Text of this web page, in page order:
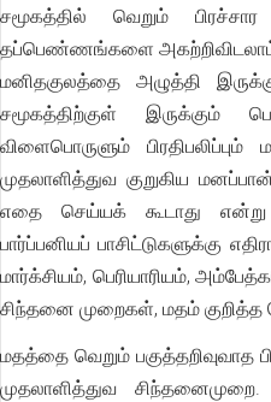
சமூகத்தில் வெறும்
தப்பெண்ணங்களை அகற்றிவிடலாம்
மனிதகுலத்தை அழுத்தி
சமூகத்திற்குள் இருக்கும்
விளைபொருளும்
முதலாளித்துவ குறுகிய
எதை செய்யக் கூடாது
பார்ப்பனியப் பாசிட்டுகளுக்கு
மார்க்சியம், பெரியாரியம்,
சிந்தனை முறைகள், மதம்
மதத்தை வெறும் பகுத்தறிவுவாத
முதலாளித்துவ